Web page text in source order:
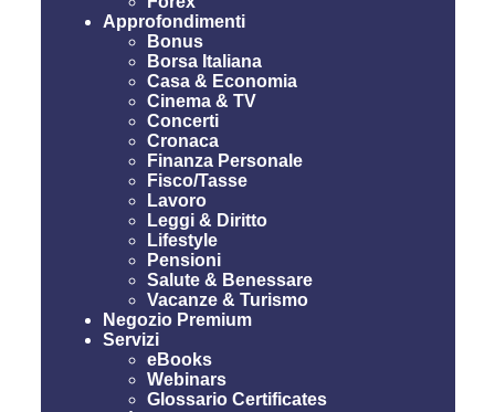
Approfondimenti
Bonus
Borsa Italiana
Casa & Economia
Cinema & TV
Concerti
Cronaca
Finanza Personale
Fisco/Tasse
Lavoro
Leggi & Diritto
Lifestyle
Pensioni
Salute & Benessare
Vacanze & Turismo
Negozio Premium
Servizi
eBooks
Webinars
Glossario Certificates